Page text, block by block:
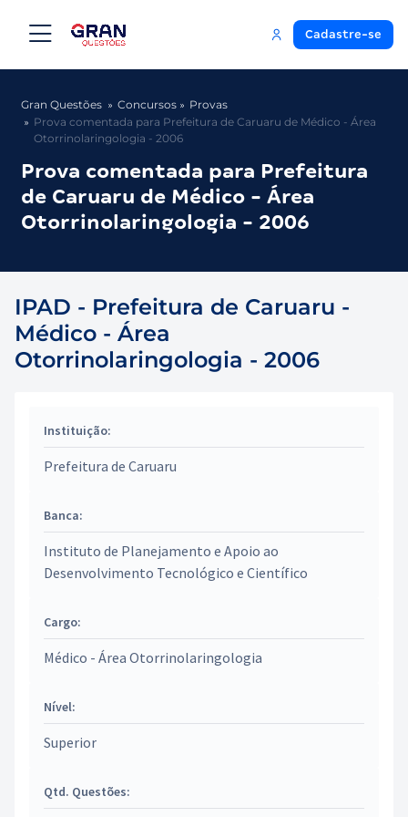
Cadastre-se
Gran Questões Concursos
Provas
Prova comentada para Prefeitura de Caruaru de Médico - Área
Otorrinolaringologia - 2006
Prova comentada para Prefeitura
de Caruaru de Médico - Área
Otorrinolaringologia - 2006
IPAD - Prefeitura de Caruaru -
Médico - Área
Otorrinolaringologia - 2006
Instituição:
Prefeitura de Caruaru
Banca:
Instituto de Planejamento e Apoio ao
Desenvolvimento Tecnológico e Científico
Cargo:
Médico - Área Otorrinolaringologia
Nível:
Superior
Qtd. Questões: